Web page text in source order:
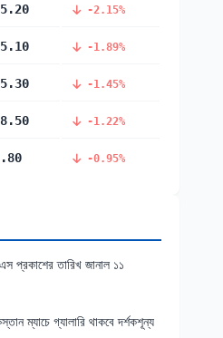
-2.15%
-1.89%
-1.45%
-1.22%
-0.95%
প্রকাশের তারিখ জানাল ১১
ম্যাচে গ্যালারি থাকবে দর্শকশূন্য